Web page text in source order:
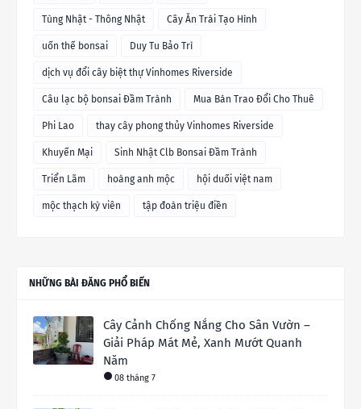
Tùng Nhật - Thông Nhật Cây Ăn Trái Tạo Hình
uốn thế bonsai Duy Tu Bảo Trì
dịch vụ đổi cây biệt thự Vinhomes Riverside
Câu lạc bộ bonsai Đầm Trành Mua Bán Trao Đổi Cho Thuê
Phi Lao thay cây phong thủy Vinhomes Riverside
Khuyến Mại Sinh Nhật Clb Bonsai Đầm Trành
Triển Lãm hoàng anh mộc hội duối việt nam
mộc thạch kỳ viên tập đoàn triệu điền
NHỮNG BÀI ĐĂNG PHỔ BIẾN
Cây Cảnh Chống Nắng Cho Sân Vườn –
Giải Pháp Mát Mẻ, Xanh Mướt Quanh
Năm
08 tháng 7